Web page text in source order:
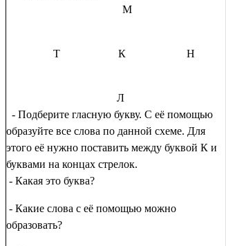
М
Т К Н
Л
- Подберите гласную букву. С её помощью
образуйте все слова по данной схеме. Для
этого её нужно поставить между буквой К и
буквами на концах стрелок.
- Какая это буква?
- Какие слова с её помощью можно
образовать?